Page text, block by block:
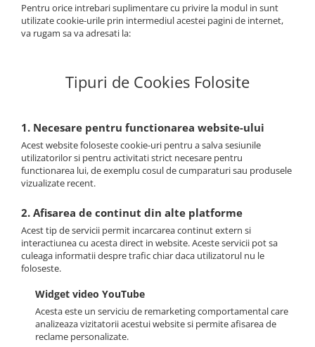
Pentru orice intrebari suplimentare cu privire la modul in sunt
utilizate cookie-urile prin intermediul acestei pagini de internet,
va rugam sa va adresati la:
Tipuri de Cookies Folosite
1. Necesare pentru functionarea website-ului
Acest website foloseste cookie-uri pentru a salva sesiunile
utilizatorilor si pentru activitati strict necesare pentru
functionarea lui, de exemplu cosul de cumparaturi sau produsele
vizualizate recent.
2. Afisarea de continut din alte platforme
Acest tip de servicii permit incarcarea continut extern si
interactiunea cu acesta direct in website. Aceste servicii pot sa
culeaga informatii despre trafic chiar daca utilizatorul nu le
foloseste.
Widget video YouTube
Acesta este un serviciu de remarketing comportamental care
analizeaza vizitatorii acestui website si permite afisarea de
reclame personalizate.